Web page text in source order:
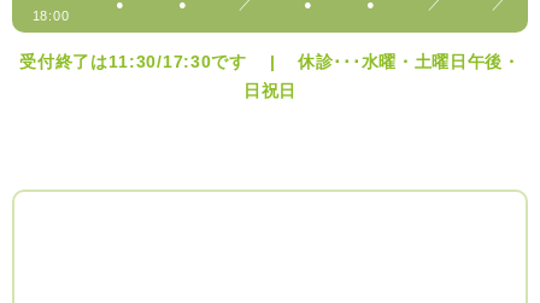
18:00
● ● ／ ● ● ／ ／
受付終了は11:30/17:30です | 休診･･･水曜・土曜日午後・
日祝日